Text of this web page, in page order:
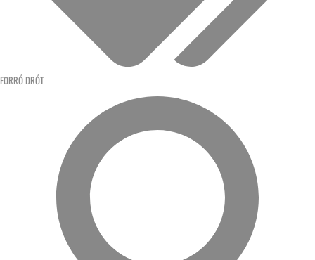
FORRÓ DRÓT